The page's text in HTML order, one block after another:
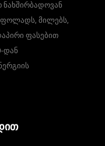
ნახშირბადოვან
მილებს,
ფასებით
დან